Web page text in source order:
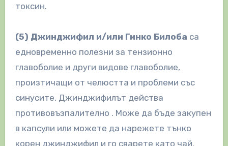
токсин.
(5) Джинджифил и/или Гинко Билоба са
едновременно полезни за тензионно
главоболие и други видове главоболие,
произтичащи от челюстта и проблеми със
синусите. Джинджифилът действа
противовъзпалително . Може да бъде закупен
в капсули или можете да нарежете тънко
корен джинджифил и го сварете като чай.